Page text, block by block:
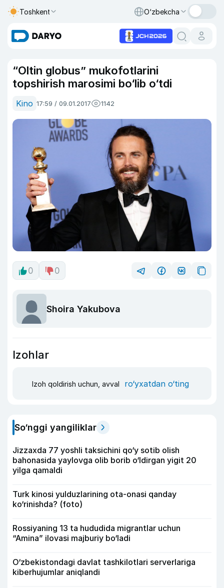
Toshkent O‘zbekcha
“Oltin globus” mukofotlarini
topshirish marosimi bo‘lib o‘tdi
Kino 17:59 / 09.01.2017 1142
0 0
Shoira Yakubova
Izohlar
Izoh qoldirish uchun, avval ro‘yxatdan o‘ting
So‘nggi yangiliklar
Jizzaxda 77 yoshli taksichini qo‘y sotib olish
bahonasida yaylovga olib borib o‘ldirgan yigit 20
yilga qamaldi
Turk kinosi yulduzlarining ota-onasi qanday
ko‘rinishda? (foto)
Rossiyaning 13 ta hududida migrantlar uchun
“Amina” ilovasi majburiy bo‘ladi
O‘zbekistondagi davlat tashkilotlari serverlariga
kiberhujumlar aniqlandi